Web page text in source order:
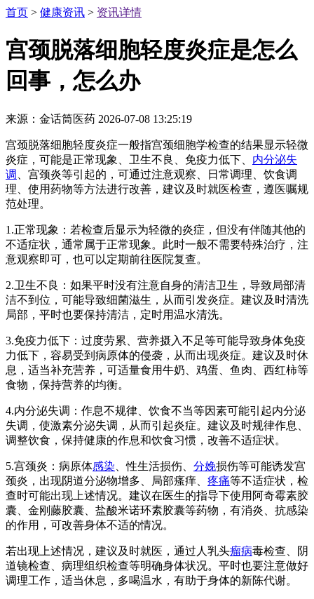
首页 > 健康资讯 > 资讯详情
宫颈脱落细胞轻度炎症是怎么
回事，怎么办
来源：金话筒医药 2026-07-08 13:25:19
宫颈脱落细胞轻度炎症一般指宫颈细胞学检查的结果显示轻微
炎症，可能是正常现象、卫生不良、免疫力低下、 内分泌失
调
、宫颈炎等引起的，可通过注意观察、日常调理、饮食调
理、使用药物等方法进行改善，建议及时就医检查，遵医嘱规
范处理。
1.正常现象：若检查后显示为轻微的炎症，但没有伴随其他的
不适症状，通常属于正常现象。此时一般不需要特殊治疗，注
意观察即可，也可以定期前往医院复查。
2.卫生不良：如果平时没有注意自身的清洁卫生，导致局部清
洁不到位，可能导致细菌滋生，从而引发炎症。建议及时清洗
局部，平时也要保持清洁，定时用温水清洗。
3.免疫力低下：过度劳累、营养摄入不足等可能导致身体免疫
力低下，容易受到病原体的侵袭，从而出现炎症。建议及时休
息，适当补充营养，可适量食用牛奶、鸡蛋、鱼肉、西红柿等
食物，保持营养的均衡。
4.内分泌失调：作息不规律、饮食不当等因素可能引起内分泌
失调，使激素分泌失调，从而引起炎症。建议及时规律作息、
调整饮食，保持健康的作息和饮食习惯，改善不适症状。
5.宫颈炎：病原体感染 、性生活损伤、 分娩损伤等可能诱发宫
颈炎，出现阴道分泌物增多、局部瘙痒、 疼痛等不适症状，检
查时可能出现上述情况。建议在医生的指导下使用阿奇霉素胶
囊、金刚藤胶囊、盐酸米诺环素胶囊等药物，有消炎、抗感染
的作用，可改善身体不适的情况。
若出现上述情况，建议及时就医，通过人乳头瘤病毒检查、阴
道镜检查、病理组织检查等明确身体状况。平时也要注意做好
调理工作，适当休息，多喝温水，有助于身体的新陈代谢。